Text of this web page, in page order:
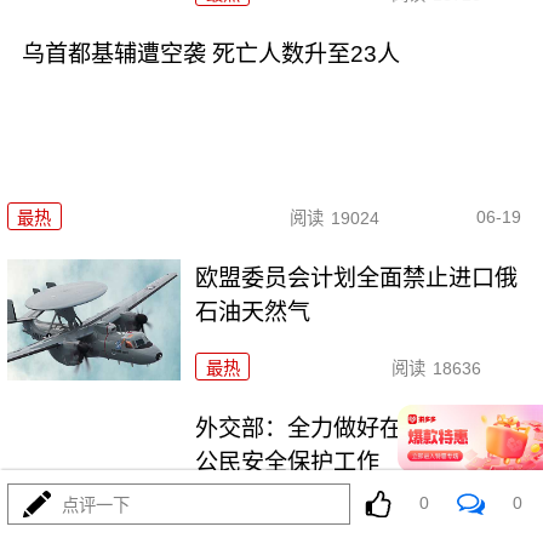
乌首都基辅遭空袭 死亡人数升至23人
最热 阅读 19024 06-19
欧盟委员会计划全面禁止进口俄
石油天然气
最热 阅读 18636
外交部：全力做好在伊、以中国
公民安全保护工作
19157
点评一下 0 0